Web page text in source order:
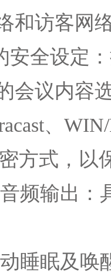
和访客网
安全设定
会议内容
、
方式，
频输出
睡眠及